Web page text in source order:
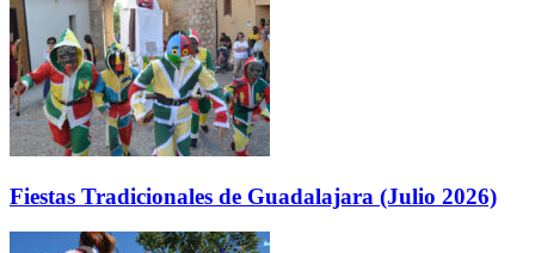
Fiestas Tradicionales de Guadalajara (Julio 2026)